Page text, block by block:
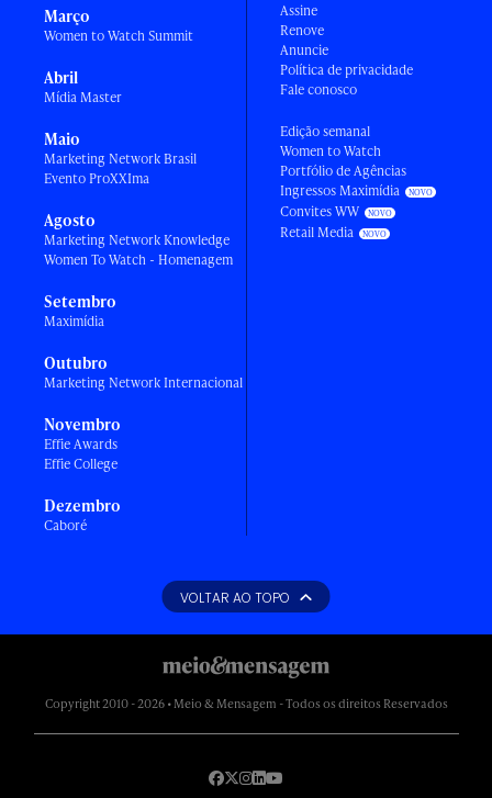
Março
Women to Watch Summit
Abril
Mídia Master
Maio
Marketing Network Brasil
Evento ProXXIma
Agosto
Marketing Network Knowledge
Women To Watch - Homenagem
Setembro
Maximídia
Outubro
Marketing Network Internacional
Novembro
Effie Awards
Effie College
Dezembro
Caboré
Assine
Renove
Anuncie
Política de privacidade
Fale conosco
Edição semanal
Women to Watch
Portfólio de Agências
Ingressos Maximídia
Convites WW
Retail Media
VOLTAR AO TOPO
Copyright 2010 - 2026 • Meio & Mensagem - Todos os direitos Reservados